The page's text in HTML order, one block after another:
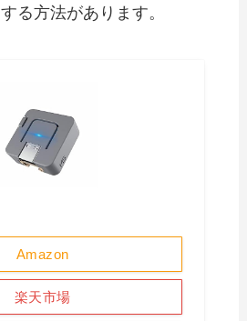
る方法があります。
Amazon
楽天市場